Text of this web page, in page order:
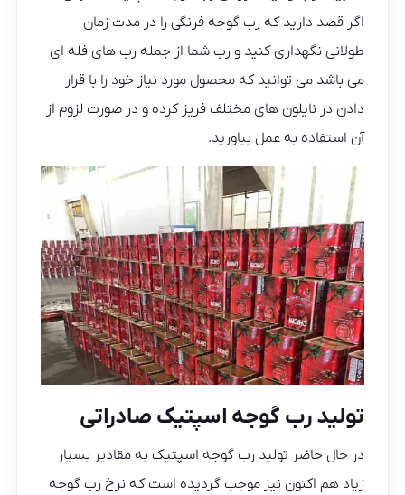
اگر قصد دارید که رب گوجه‌ فرنگی را در مدت زمان
طولانی نگهداری کنید و رب شما از جمله رب های فله ای
می باشد می توانید که محصول مورد نیاز خود را با قرار
دادن در نایلون های مختلف فریز کرده و در صورت لزوم از
آن استفاده به عمل بیاورید.
تولید رب گوجه اسپتیک صادراتی
در حال حاضر تولید رب گوجه اسپتیک به مقادیر بسیار
زیاد هم اکنون نیز موجب گردیده است که نرخ رب گوجه